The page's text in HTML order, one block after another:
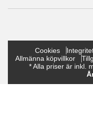
Cookies
Allmänna köpvillkor
* Alla priser är inkl.